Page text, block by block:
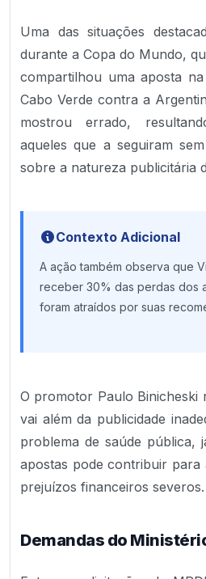
Uma das situações
durante a Copa do Mundo,
compartilhou uma aposta
Cabo Verde contra a
mostrou errado,
aqueles que a seguiram
sobre a natureza publicitária
Contexto Adicional
A ação também observa que
receber 30% das perdas dos
foram atraídos por suas
O promotor Paulo Binicheski
vai além da publicidade
problema de saúde pública,
apostas pode contribuir para
prejuízos financeiros severos.
Demandas do